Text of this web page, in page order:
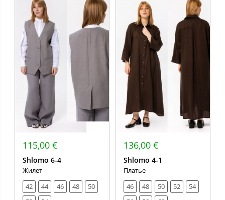
115,00 €
Shlomo 6-4
Жилет
42
44 46 48
50
136,00 €
Shlomo 4-1
Платье
46
48 50 52
54